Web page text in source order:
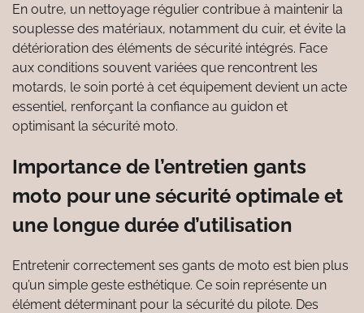
En outre, un nettoyage régulier contribue à maintenir la
souplesse des matériaux, notamment du cuir, et évite la
détérioration des éléments de sécurité intégrés. Face
aux conditions souvent variées que rencontrent les
motards, le soin porté à cet équipement devient un acte
essentiel, renforçant la confiance au guidon et
optimisant la sécurité moto.
Importance de l’entretien gants
moto pour une sécurité optimale et
une longue durée d’utilisation
Entretenir correctement ses gants de moto est bien plus
qu’un simple geste esthétique. Ce soin représente un
élément déterminant pour la sécurité du pilote. Des